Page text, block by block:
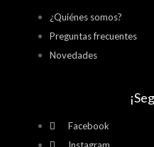
¿Quiénes somos?
Preguntas frecuentes
Novedades
Facebook
Instagram